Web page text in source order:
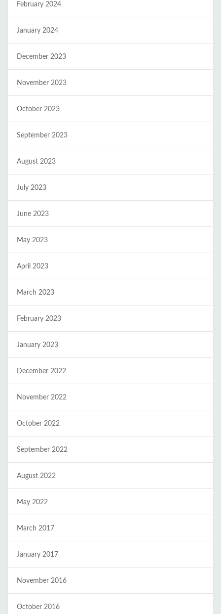
February 2024
January 2024
December 2023
November 2023
October 2023
September 2023
August 2023
July 2023
June 2023
May 2023
April 2023
March 2023
February 2023
January 2023
December 2022
November 2022
October 2022
September 2022
August 2022
May 2022
March 2017
January 2017
November 2016
October 2016